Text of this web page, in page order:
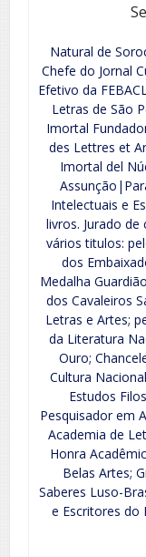
Natural de
Chefe do Jornal
Efetivo da
Letras de São
Imortal
des Lettres et
Imortal del
Intelectuais e
livros. Jurado
vários titulos:
dos
Medalha
dos Cavaleiros
Letras e Artes;
da Literatura
Ouro;
Cultura
Estudos
Pesquisador em
Academia de
Honra
Belas Artes;
Saberes Luso-
e Escritores do